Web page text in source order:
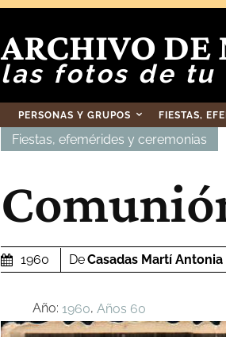
ARCHIVO DE
las fotos de tu
PERSONAS Y GRUPOS FIESTAS,
Fiestas, efemérides y ceremonias
1960 DeCasadas Martí Antonia
Año: 1960, Años 60